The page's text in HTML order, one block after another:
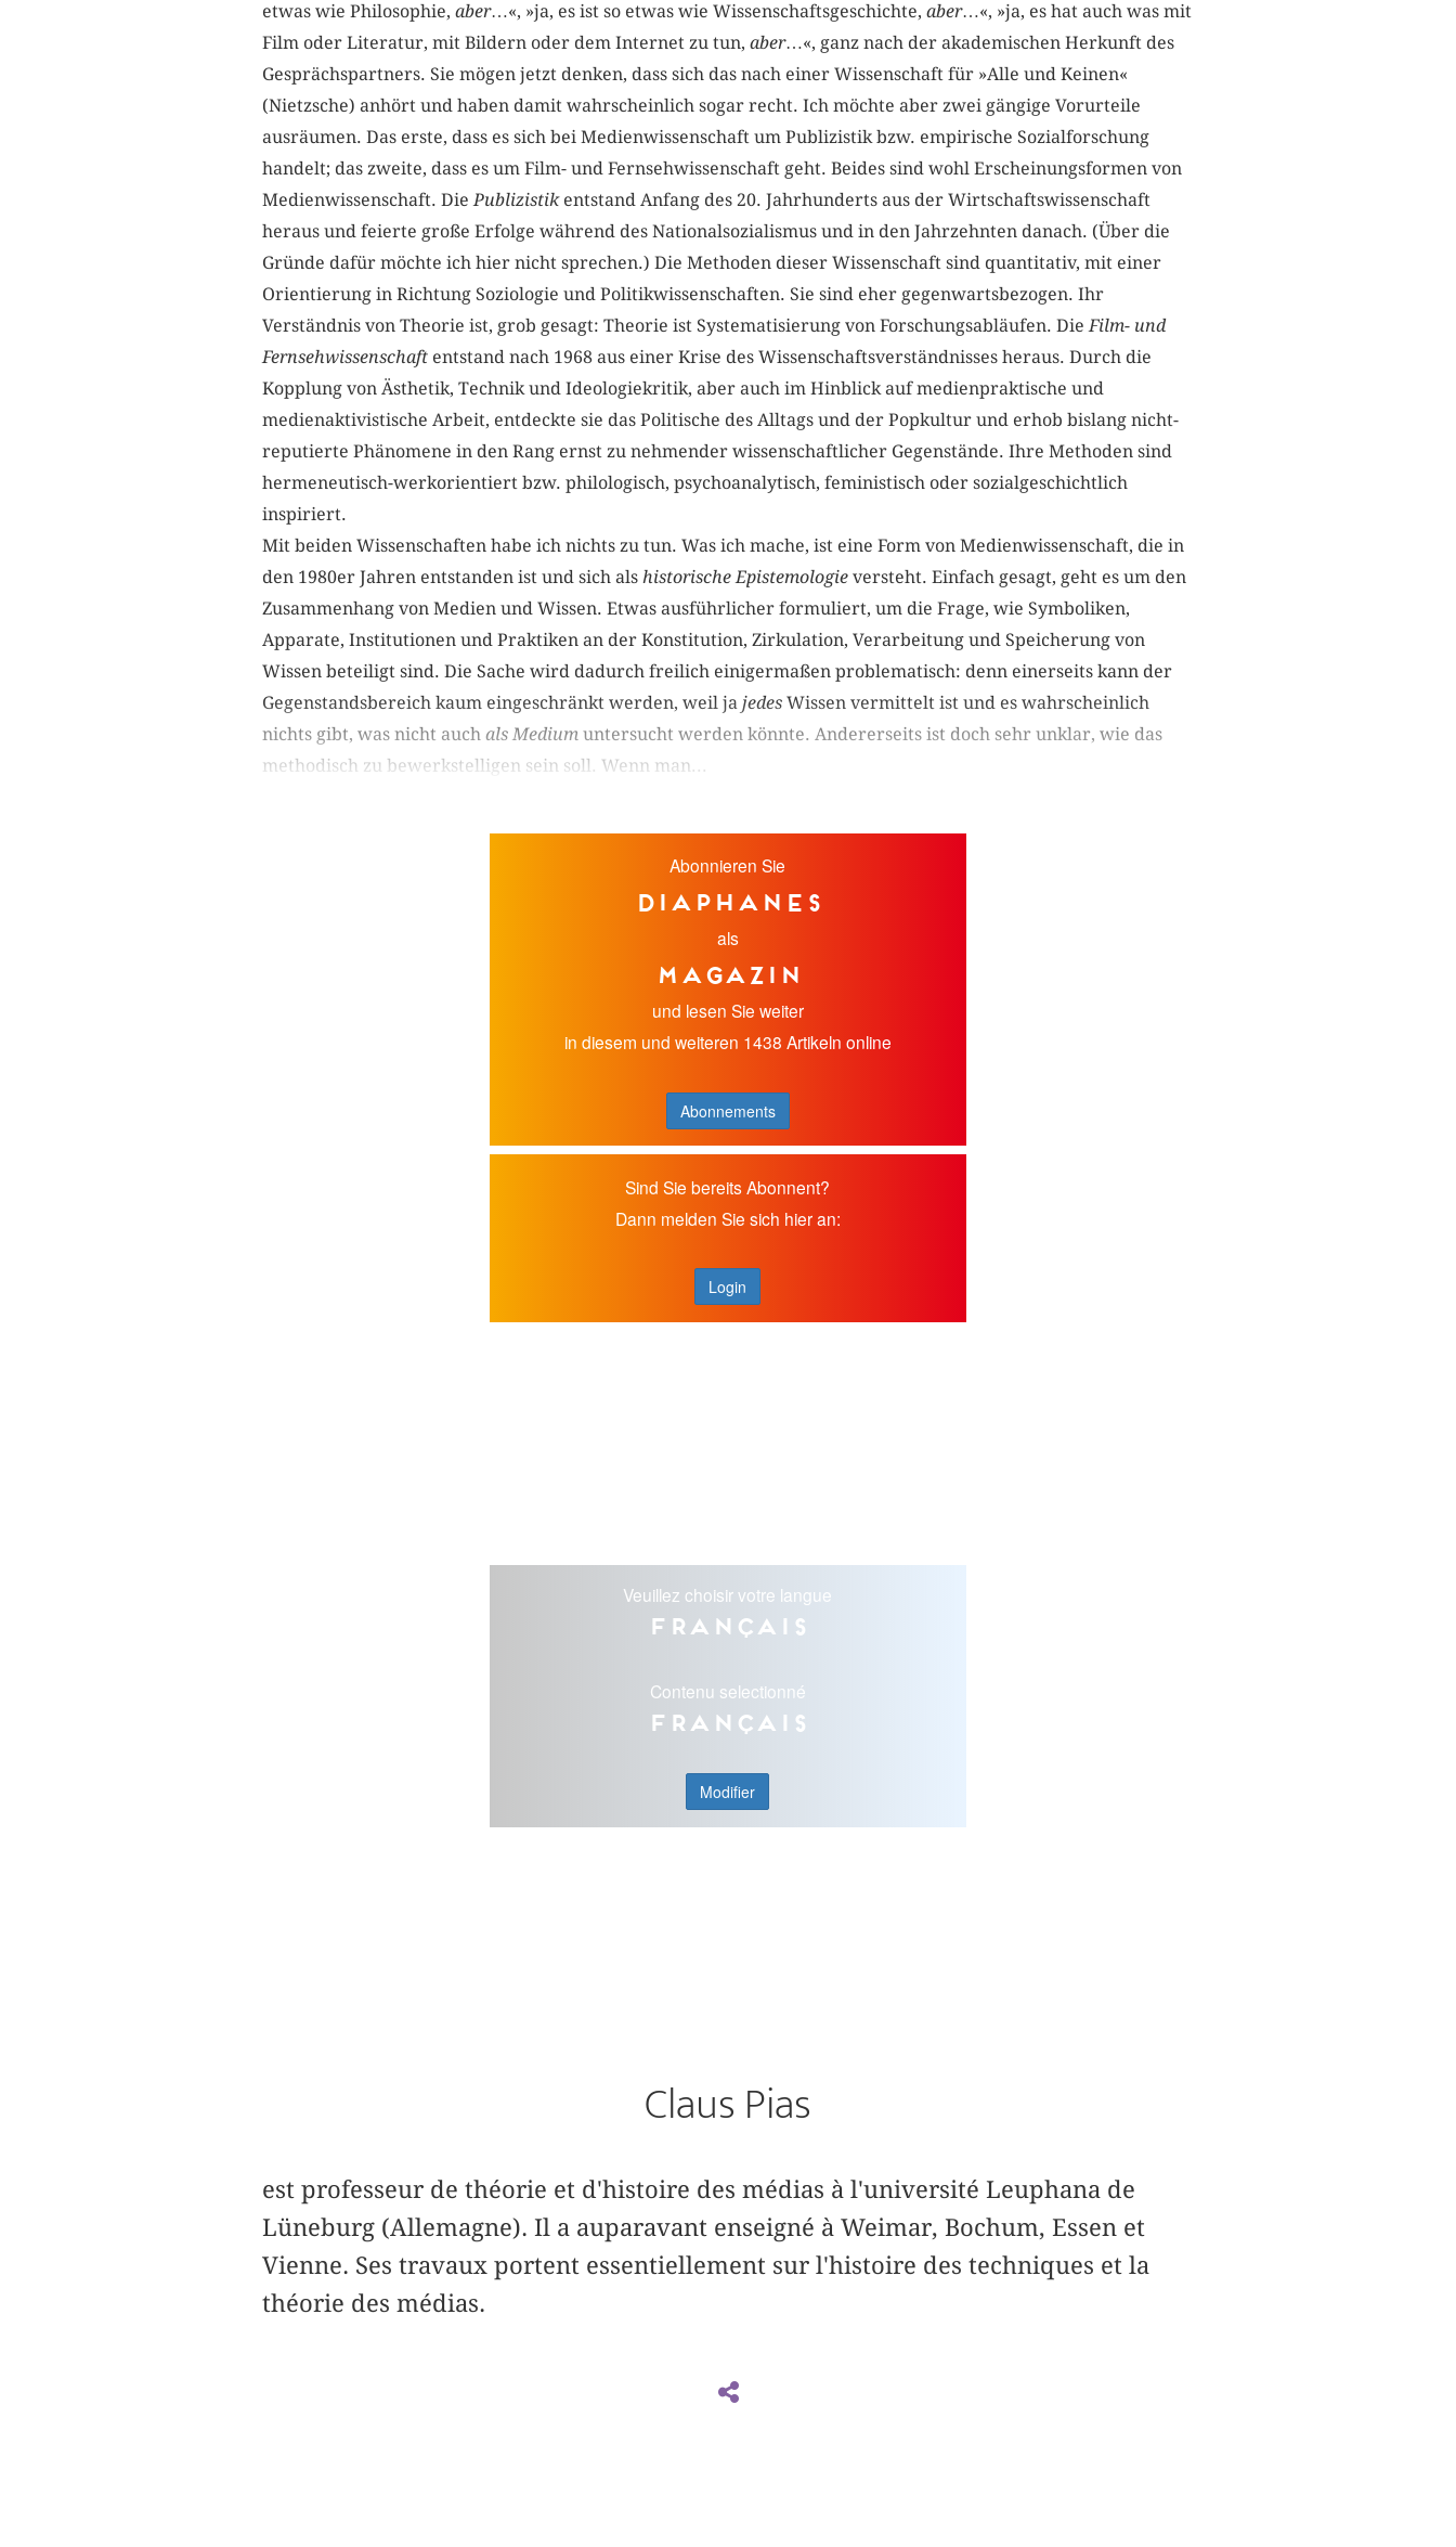
etwas wie Philosophie, aber…«, »ja, es ist so etwas wie Wissenschaftsgeschichte, aber…«, »ja, es hat auch was mit
Film oder Literatur, mit Bildern oder dem Internet zu tun, aber…«, ganz nach der akademischen Herkunft des
Gesprächspartners. Sie mögen jetzt denken, dass sich das nach einer Wissenschaft für »Alle und Keinen«
(Nietzsche) anhört und haben damit wahrscheinlich sogar recht. Ich möchte aber zwei gängige Vorurteile
ausräumen. Das erste, dass es sich bei Medienwissenschaft um Publizistik bzw. empirische Sozialforschung
handelt; das zweite, dass es um Film- und Fernsehwissenschaft geht. Beides sind wohl Erscheinungsformen von
Medienwissenschaft. DiePublizistikentstand Anfang des 20. Jahrhunderts aus der Wirtschaftswissenschaft
heraus und feierte große Erfolge während des Nationalsozialismus und in den Jahrzehnten danach. (Über die
Gründe dafür möchte ich hier nicht sprechen.) Die Methoden dieser Wissenschaft sind quantitativ, mit einer
Orientierung in Richtung Soziologie und Politikwissenschaften. Sie sind eher gegenwartsbezogen. Ihr
Verständnis von Theorie ist, grob gesagt: Theorie ist Systematisierung von Forschungsabläufen. DieFilm- und
Fernsehwissenschaftentstand nach 1968 aus einer Krise des Wissenschaftsverständnisses heraus. Durch die
Kopplung von Ästhetik, Technik und Ideologiekritik, aber auch im Hinblick auf medienpraktische und
medienaktivistische Arbeit, entdeckte sie das Politische des Alltags und der Popkultur und erhob bislang nicht-
reputierte Phänomene in den Rang ernst zu nehmender wissenschaftlicher Gegenstände. Ihre Methoden sind
hermeneutisch-werkorientiert bzw. philologisch, psychoanalytisch, feministisch oder sozialgeschichtlich
inspiriert.
Mit beiden Wissenschaften habe ich nichts zu tun. Was ich mache, ist eine Form von Medienwissenschaft, die in
den 1980er Jahren entstanden ist und sich als historische Epistemologie versteht. Einfach gesagt, geht es um den
Zusammenhang von Medien und Wissen. Etwas ausführlicher formuliert, um die Frage, wie Symboliken,
Apparate, Institutionen und Praktiken an der Konstitution, Zirkulation, Verarbeitung und Speicherung von
Wissen beteiligt sind. Die Sache wird dadurch freilich einigermaßen problematisch: denn einerseits kann der
Gegenstandsbereich kaum eingeschränkt werden, weil ja jedes Wissen vermittelt ist und es wahrscheinlich
nichts gibt, was nicht auch als Medium untersucht werden könnte. Andererseits ist doch sehr unklar, wie das
methodisch zu bewerkstelligen sein soll. Wenn man...
Abonnieren Sie
diaphanes
als
Magazin
und lesen Sie weiter
in diesem und weiteren 1438 Artikeln online
Abonnements
Sind Sie bereits Abonnent?
Dann melden Sie sich hier an:
Login
Veuillez choisir votre langue
Français
Contenu selectionné
Français
Modifier
Claus Pias
est professeur de théorie et d'histoire des médias à l'université Leuphana de
Lüneburg (Allemagne). Il a auparavant enseigné à Weimar, Bochum, Essen et
Vienne. Ses travaux portent essentiellement sur l'histoire des techniques et la
théorie des médias.